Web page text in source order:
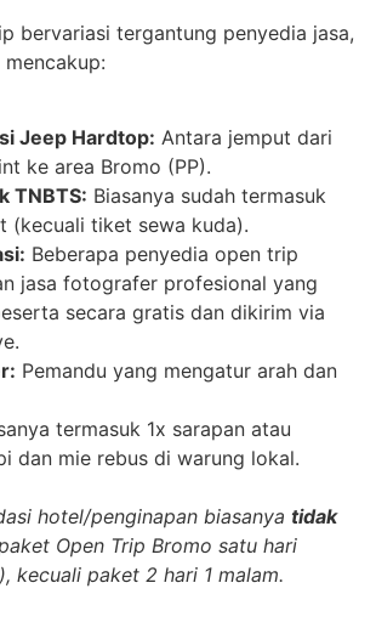
bervariasi tergantung penyedia jasa,
mencakup:
Jeep Hardtop: Antara jemput dari
ke area Bromo (PP).
TNBTS: Biasanya sudah termasuk
(kecuali tiket sewa kuda).
Beberapa penyedia open trip
jasa fotografer profesional yang
secara gratis dan dikirim via
Pemandu yang mengatur arah dan
termasuk 1x sarapan atau
dan mie rebus di warung lokal.
hotel/penginapan biasanya tidak
Open Trip Bromo satu hari
kecuali paket 2 hari 1 malam.